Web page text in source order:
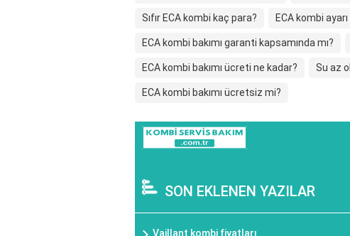
Sıfır ECA kombi kaç para? ECA kombi
ECA kombi bakımı garanti kapsamında mı?
ECA kombi bakımı ücreti ne kadar? Su az
ECA kombi bakımı ücretsiz mi?
SON EKLENEN YAZILAR
Vaillant kombi fiyatları